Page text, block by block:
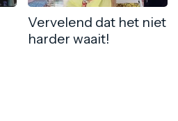
Vervelend dat het niet
harder waait!